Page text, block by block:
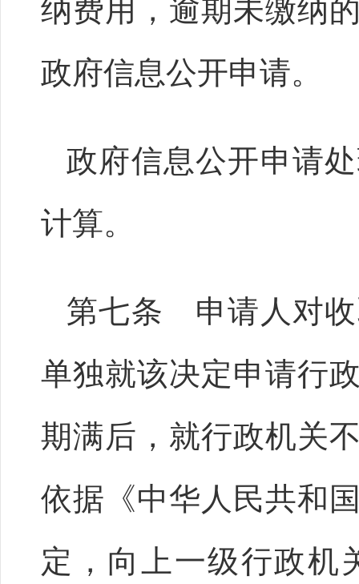
纳费用，逾期未缴纳
政府信息公开申请。
政府信息公开申请
计算。
第七条 申请人对收
单独就该决定申请行
期满后，就行政机关
依据《中华人民共和
定，向上一级行政机